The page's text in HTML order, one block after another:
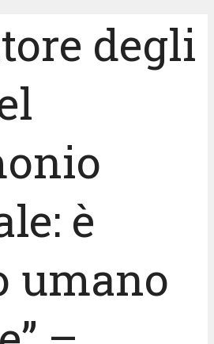
degli
è
umano